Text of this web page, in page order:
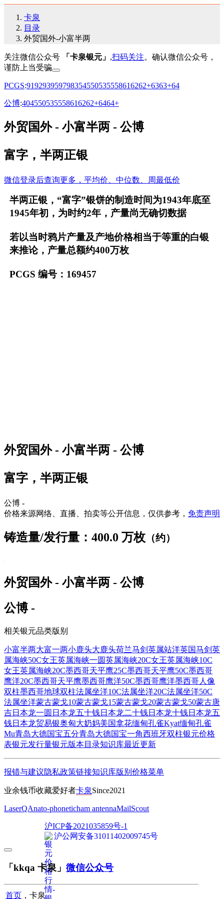
卡泉
目录
外贸国外-小富半两
关注微信公众号 「卡泉银元」 ,扫码关注。确认微信公众号，
谨防上当受骗
PCGS:919293959798354550535558616262+6363+64
公博:404550535558616262+6464+
外贸国外 - 小富半两 - 公博
富字，半两正银
微信登录后查询更多，平均价、中位数、周最低价
半两正银，“富字”银饼的制造时间为1943年底至
1945年初，为时约2年，产量尚无确切数据
若以当时鸦片产量及产地价格相当于等重的白银
来推论，产量总额约400万枚
PCGS 编号：169457
外贸国外 - 小富半两 - 公博
富字，半两正银
公博 -
价格来源网络、直播、拍卖等公开信息，仅供参考， 免责声明
铸造量/发行量：400.0 万枚 （约）
外贸国外 - 小富半两 - 公博
公博 -
相关银元品类版别
小富半两大富一两小鹿头大鹿头荷兰马剑英属站洋英国马剑英
属海峡50C女王英属海峡一圆英属海峡20C女王英属海峡10C
女王英属海峡20C墨西哥天平鹰25C墨西哥天平鹰50C墨西哥
鹰洋20C墨西哥天平鹰墨西哥鹰洋50C墨西哥鹰洋墨西哥人像
双柱墨西哥地球双柱法属坐洋10C法属坐洋20C法属坐洋50C
法属坐洋蒙古蒙戈10蒙古蒙戈15蒙古蒙戈20蒙古蒙戈50蒙古唐
吉日本龙一圆 日本龙五十钱日本龙二十钱日本龙十钱日本龙五
钱日本龙贸易银奥匈大奶妈美国拿花缅甸孔雀Kyat缅甸孔雀
Mu青岛大德国宝五分青岛大德国宝一角西班牙双柱银元价格
表银元发行量银元版本目录知识库最近更新
报错与建议隐私政策链接知识库版别 价格菜单
业余钱币收藏爱好者卡泉Since2021
LaserQAnato-phoneticham antennaMailScout
沪ICP备2021035859号-1
沪公网安备31011402009745号
「kkqa 卡泉」 微信公众号
首页 ，卡泉